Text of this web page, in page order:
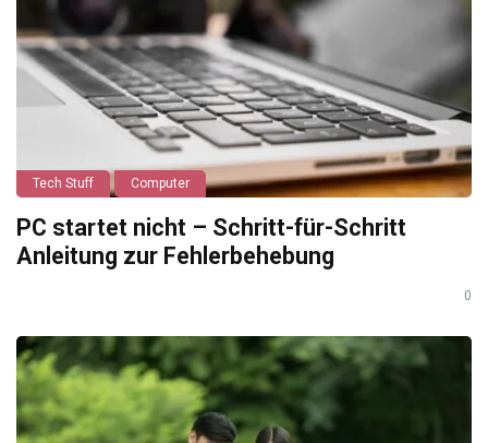
Tech Stuff Computer
PC startet nicht – Schritt-für-Schritt
Anleitung zur Fehlerbehebung
0